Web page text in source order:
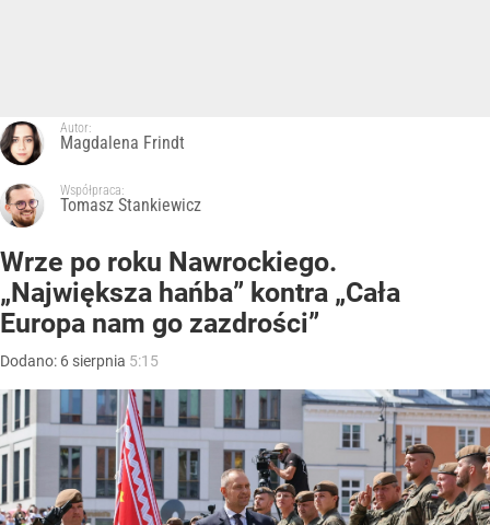
Autor:
Magdalena Frindt
Współpraca:
Tomasz Stankiewicz
Wrze po roku Nawrockiego.
„Największa hańba” kontra „Cała
Europa nam go zazdrości”
Dodano: 6 sierpnia 5:15